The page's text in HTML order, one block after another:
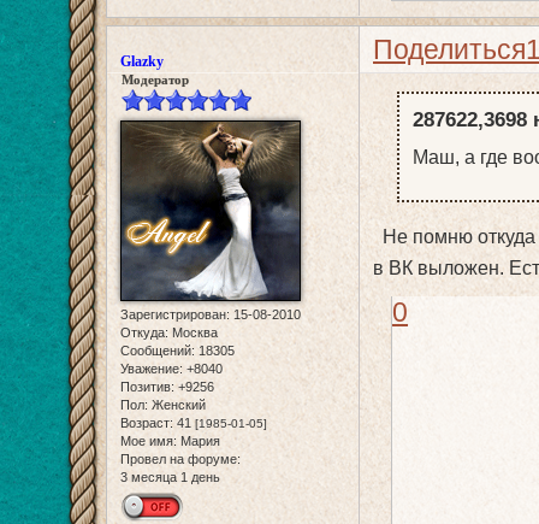
Поделиться
Glazky
Модератор
Зарегистрирован: 15-08-2010
Откуда: Москва
Сообщений: 18305
Уважение: +8040
Позитив: +9256
Пол: Женский
Возраст: 41 [1985-01-05]
Мое имя: Мария
Провел на форуме:
3 месяца 1 день
287622,3698
Маш, а где
Не помню откуда
в ВК выложен.
0